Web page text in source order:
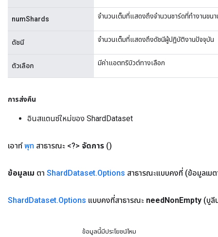
numShards จำนวนเต็มที่แสดงถึงจำนวนชาร์ดที่ทำงานขน
ดัชนี จำนวนเต็มที่แสดงถึงดัชนีผู้ปฏิบัติงานปัจจุบัน
ตัวเลือก มีค่าแอตทริบิวต์ทางเลือก
การส่งคืน
อินสแตนซ์ใหม่ของ ShardDataset
เอาท์พุท สาธารณะ <?> จัดการ ()
ข้อมูลเม ตา ShardDataset.Options สาธารณะแบบคงที่ (ข้อมูลเม
ShardDataset.Options แบบคงที่สาธารณะ needNonEmpty (บูลี
ข้อมูลนี้มีประโยชน์ไหม